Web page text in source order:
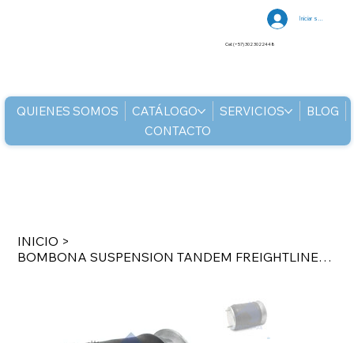
QUIENES SOMOS CATÁLOGO SERVICIOS
BLOG
CONTACTO
Iniciar sesión
Cel: (+57) 302 3022448
INICIO >
BOMBONA SUSPENSION TANDEM FREIGHTLINER COLUMBIA FIRESTONE